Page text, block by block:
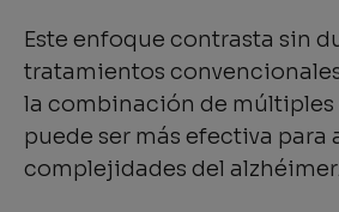
Este enfoque contrasta sin
tratamientos
la combinación de múltiples
puede ser más efectiva para
complejidades del alzhéimer.